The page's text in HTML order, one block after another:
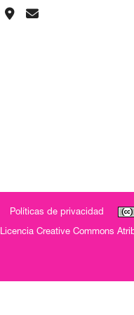
Políticas de privacidad
Licencia Creative Commons